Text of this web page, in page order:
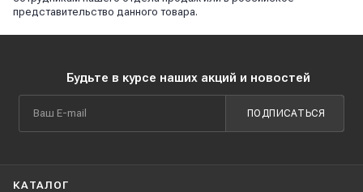
представительство данного товара.
Будьте в курсе наших акций и новостей
ПОДПИСАТЬСЯ
КАТАЛОГ